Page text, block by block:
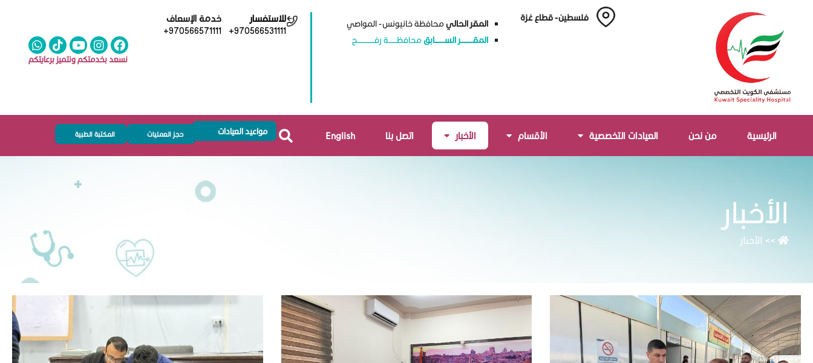
فلسطين - قطاع غزة
المقر الحاليمحافظة خانيونس - المواصي
المقــــــــــر الســــــــابقمحافظـــــــة رفــــــــــــــح
للاستفسار
+970566531111
خدمة الإسعاف
+970566571111
نسعد بخدمتكم ونتميز برعايتكم
الرئيسية من نحن العيادات التخصصية الأقسام الأخبار اتصل بنا English مواعيد العيادات حجز العمليات المكتبة الطبية
الأخبار
>> الأخبار